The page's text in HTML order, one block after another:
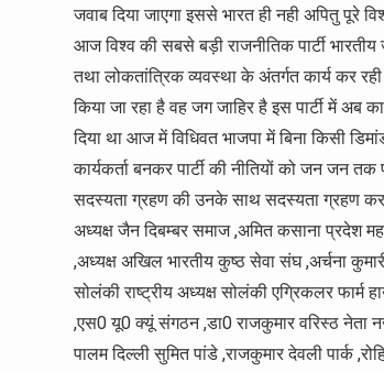
जवाब दिया जाएगा इससे भारत ही नही अपितु पूरे
आज विश्व की सबसे बड़ी राजनीतिक पार्टी
तथा लोकतांत्रिक व्यवस्था के अंतर्गत कार्य कर
किया जा रहा है वह जग जाहिर है इस पार्टी में अब
दिया था आज में विधिवत भाजपा में बिना किसी
कार्यकर्ता बनकर पार्टी की नीतियों को जन जन
सदस्यता ग्रहण की उनके साथ सदस्यता ग्रहण
अध्यक्ष जैन दिबम्बर समाज ,अमित कसाना प्रदेश
,अध्यक्ष अखिल भारतीय कुष्ठ सेवा संघ ,अर्चना
सोलंकी राष्ट्रीय अध्यक्ष सोलंकी एग्रिकलर फार्म
,एस0 यू0 क्यूं संगठन ,डा0 राजकुमार वरिस्ठ नेता
पालम दिल्ली सुमित पांडे ,राजकुमार देवली पार्क